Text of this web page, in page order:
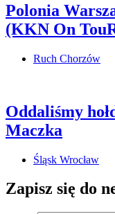
Polonia
(KKN On
Ruch Chorzów
Oddaliśmy
Maczka
Śląsk Wrocław
Zapisz się do